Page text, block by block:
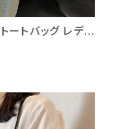
ートバッグ レディ
量 肩掛けバッグ
ーズバッグ カジ
ト ワンサイズ K-B